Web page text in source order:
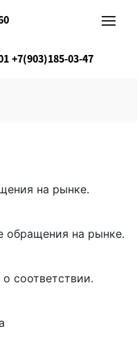
+7(903)185-03-47
на рынке.
обращения на рынке.
соответствии.